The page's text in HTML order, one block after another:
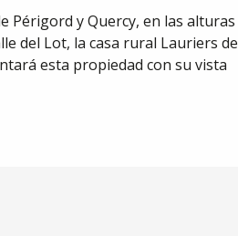
Périgord y Quercy, en las alturas
del Lot, la casa rural Lauriers de
esta propiedad con su vista